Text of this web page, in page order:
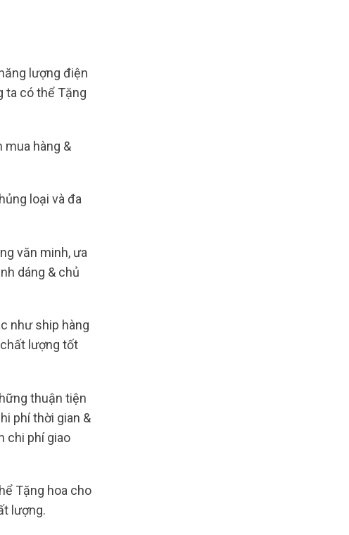
lượng điện
ta có thể Tặng
mua hàng &
loại và đa
văn minh, ưa
dáng & chủ
như ship hàng
lượng tốt
thuận tiện
phí thời gian &
chi phí giao
Tặng hoa cho
lượng.